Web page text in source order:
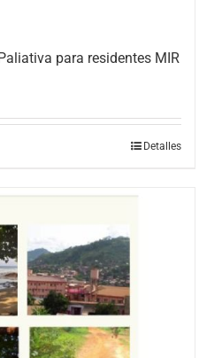
para residentes MIR
Detalles